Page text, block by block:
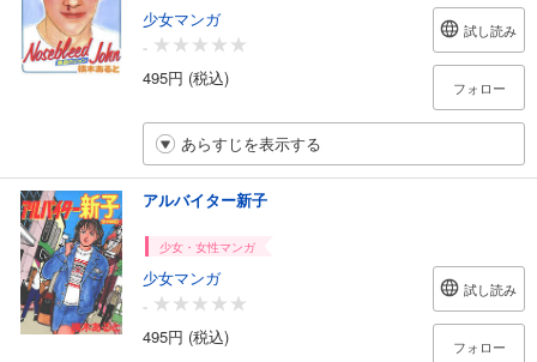
少女マンガ
-
495円 (税込)
試し読み
フォロー
あらすじを表示する
アルバイター新子
少女・女性マンガ
少女マンガ
-
495円 (税込)
試し読み
フォロー